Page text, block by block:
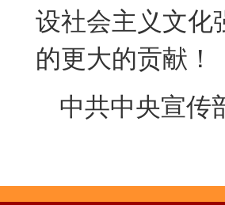
设社会主义文化
的更大的贡献！
中共中央宣传